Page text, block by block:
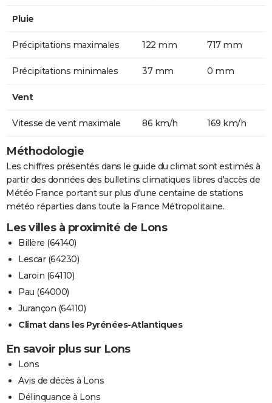
Pluie
Précipitations maximales 122 mm 717 mm
Précipitations minimales 37 mm 0 mm
Vent
Vitesse de vent maximale 86 km/h 169 km/h
Méthodologie
Les chiffres présentés dans le guide du climat sont estimés à
partir des données des bulletins climatiques libres d'accès de
Météo France portant sur plus d'une centaine de stations
météo réparties dans toute la France Métropolitaine.
Les villes à proximité de Lons
Billère (64140)
Lescar (64230)
Laroin (64110)
Pau (64000)
Jurançon (64110)
Climat dans les Pyrénées-Atlantiques
En savoir plus sur Lons
Lons
Avis de décès à Lons
Délinquance à Lons